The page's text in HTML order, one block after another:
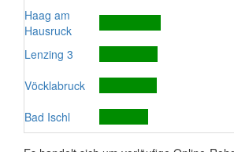
Haag am
Hausruck
Lenzing 3
Vöcklabruck
Bad Ischl